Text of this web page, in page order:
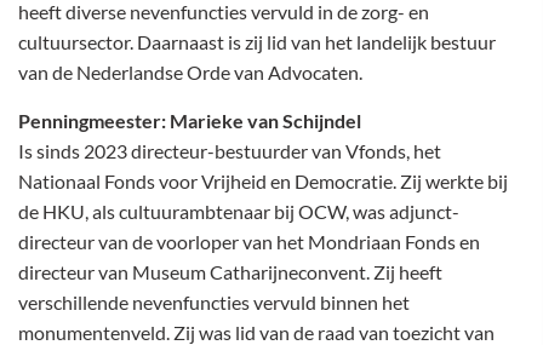
heeft diverse nevenfuncties vervuld in de zorg- en
cultuursector. Daarnaast is zij lid van het landelijk bestuur
van de Nederlandse Orde van Advocaten.
Penningmeester: Marieke van Schijndel
Is sinds 2023 directeur-bestuurder van Vfonds, het
Nationaal Fonds voor Vrijheid en Democratie. Zij werkte bij
de HKU, als cultuurambtenaar bij OCW, was adjunct-
directeur van de voorloper van het Mondriaan Fonds en
directeur van Museum Catharijneconvent. Zij heeft
verschillende nevenfuncties vervuld binnen het
monumentenveld. Zij was lid van de raad van toezicht van